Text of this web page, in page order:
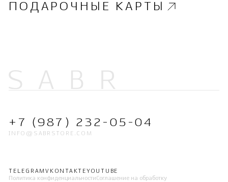
ПОДАРОЧНЫЕ КАРТЫ
+7 (987) 232-05-04
INFO@SABRSTORE.COM
TELEGRAMVKONTAKTE YOUTUBE
Политика конфиденциальности Соглашение на обработку